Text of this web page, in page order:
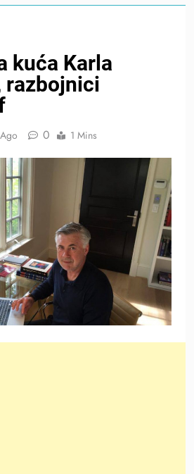
kuća Karla
razbojnici
0 1 Mins